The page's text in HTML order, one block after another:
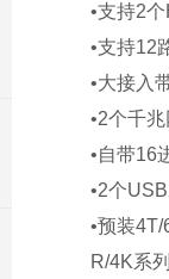
•支持2
•支持12
•大接入
•2个千
•自带16
•2个
•预装
R/4K系